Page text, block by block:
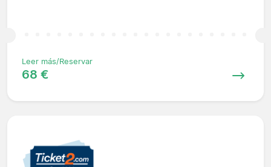
Leer más/Reservar
68 €